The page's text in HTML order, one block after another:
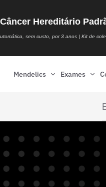
Hereditário
sem custo, por 3 anos | Kit de
Mendelics Exames